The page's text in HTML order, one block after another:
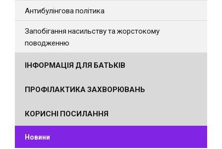
Антибулінгова політика
Запобігання насильству та жорстокому
поводженню
ІНФОРМАЦІЯ ДЛЯ БАТЬКІВ
ПРОФІЛАКТИКА ЗАХВОРЮВАНЬ
КОРИСНІ ПОСИЛАННЯ
Новини